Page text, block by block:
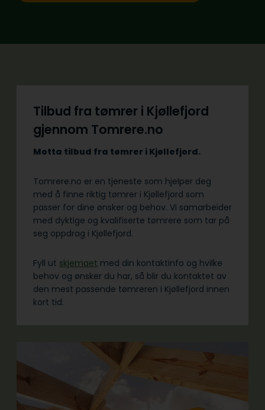
Tilbud fra tømrer i Kjøllefjord
gjennom Tomrere.no
Motta tilbud fra tømrer i Kjøllefjord.
Tomrere.no er en tjeneste som hjelper deg
med å finne riktig tømrer i Kjøllefjord som
passer for dine ønsker og behov. Vi samarbeider
med dyktige og kvalifiserte tømrere som tar på
seg oppdrag i Kjøllefjord.
Fyll ut skjemaet med din kontaktinfo og hvilke
behov og ønsker du har, så blir du kontaktet av
den mest passende tømreren i Kjøllefjord innen
kort tid.